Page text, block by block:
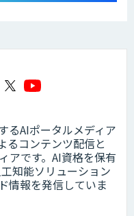
るAIポータルメディア
るコンテンツ配信と
アです。AI資格を保有
知能ソリューション
情報を発信していま